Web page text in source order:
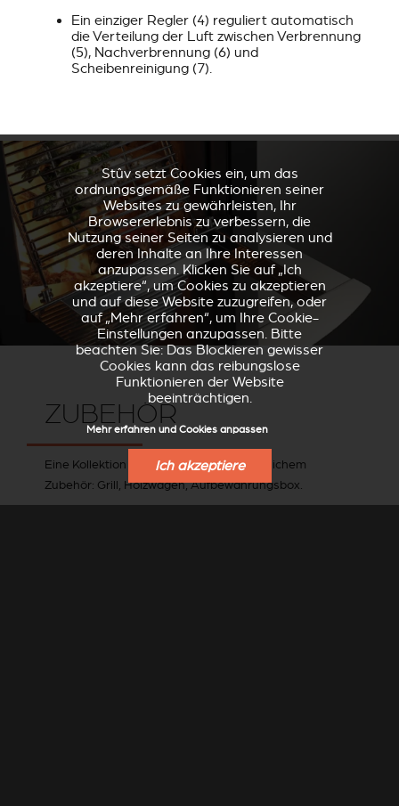
Ein einziger Regler (4) reguliert automatisch
die Verteilung der Luft zwischen Verbrennung
(5), Nachverbrennung (6) und
Scheibenreinigung (7).
ZUBEHÖR
Eine Kollektion mit praktischem und nützlichem
Zubehör: Grill, Holzwagen, Aufbewahrungsbox.
Stûv setzt Cookies ein, um das
ordnungsgemäße Funktionieren seiner
Websites zu gewährleisten, Ihr
Browsererlebnis zu verbessern, die
Nutzung seiner Seiten zu analysieren und
deren Inhalte an Ihre Interessen
anzupassen. Klicken Sie auf „Ich
akzeptiere“, um Cookies zu akzeptieren
und auf diese Website zuzugreifen, oder
auf „Mehr erfahren“, um Ihre Cookie-
Einstellungen anzupassen. Bitte
beachten Sie: Das Blockieren gewisser
Cookies kann das reibungslose
Funktionieren der Website
beeinträchtigen.
Mehr erfahren und Cookies anpassen
Ich akzeptiere